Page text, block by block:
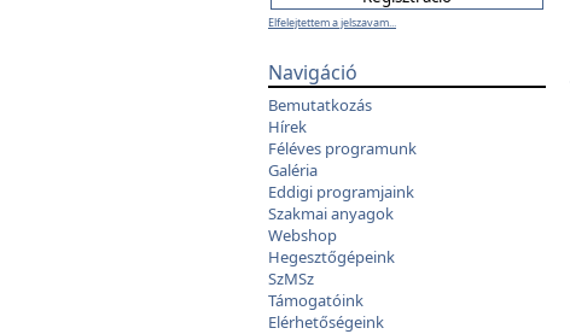
Elfelejtettem a jelszavam...
Navigáció
Bemutatkozás
Hírek
Féléves programunk
Galéria
Eddigi programjaink
Szakmai anyagok
Webshop
Hegesztőgépeink
SzMSz
Támogatóink
Elérhetőségeink